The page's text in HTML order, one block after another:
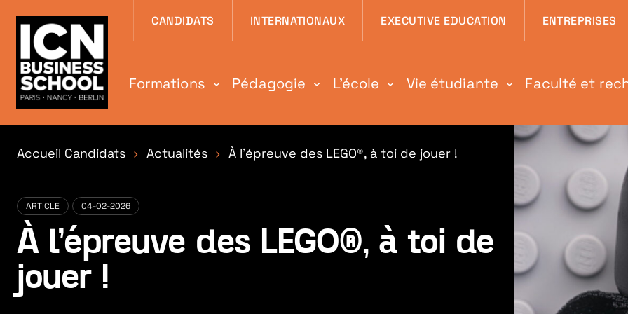
Aller au contenu Aller au menu Aller au pied de page
CANDIDATS INTERNATIONAUX EXECUTIVE EDUCATION ENTREPRISES
Formations Pédagogie L'école Vie étudiante Faculté et
Accueil Candidats Actualités À l’épreuve des LEGO®, à toi de jouer !
ARTICLE 04-02-2026
À l’épreuve des LEGO®, à toi de
jouer !